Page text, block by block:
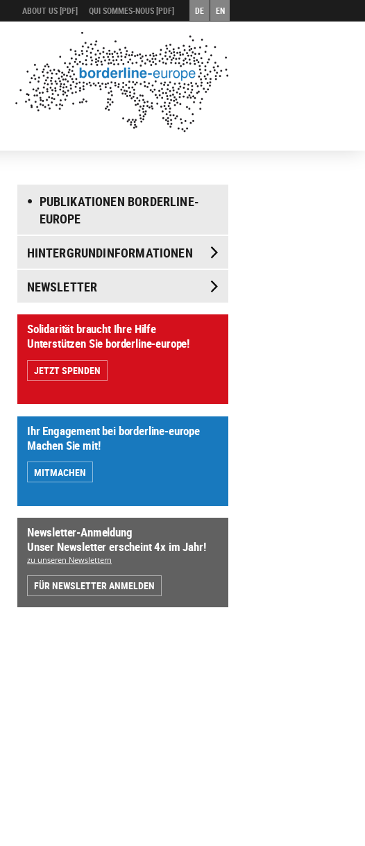
ABOUT US [PDF] QUI SOMMES-NOUS [PDF] DE EN
PUBLIKATIONEN BORDERLINE-
EUROPE
HINTERGRUND­INFORMATIONEN
NEWSLETTER
Solidarität braucht Ihre Hilfe
Unterstützen Sie borderline-europe!
JETZT SPENDEN
Ihr Engagement bei borderline-europe
Machen Sie mit!
MITMACHEN
Newsletter-Anmeldung
Unser Newsletter erscheint 4x im Jahr!
zu unseren Newslettern
FÜR NEWSLETTER ANMELDEN